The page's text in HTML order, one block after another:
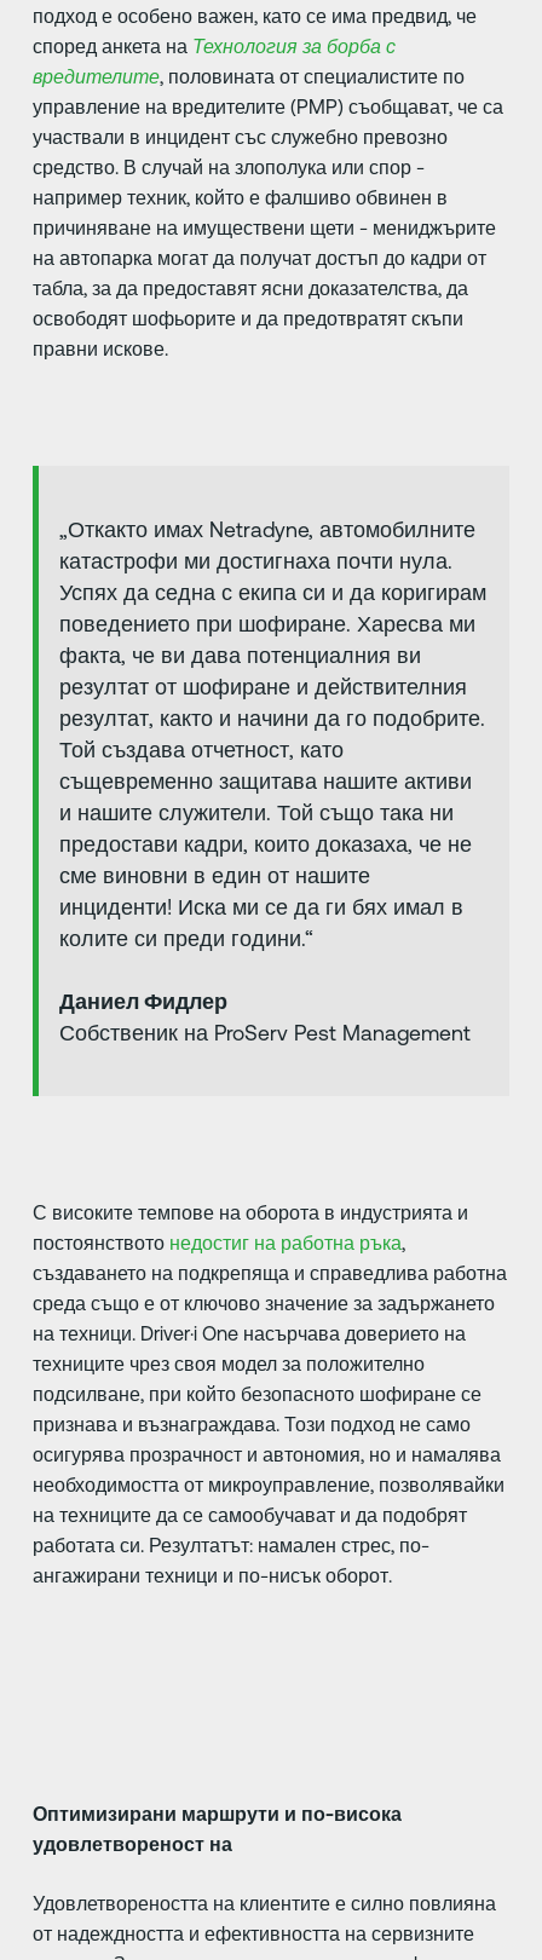
подход е особено важен, като се има предвид, че
според анкета на Технология за борба с
вредителите, половината от специалистите по
управление на вредителите (PMP) съобщават, че са
участвали в инцидент със служебно превозно
средство. В случай на злополука или спор -
например техник, който е фалшиво обвинен в
причиняване на имуществени щети - мениджърите
на автопарка могат да получат достъп до кадри от
табла, за да предоставят ясни доказателства, да
освободят шофьорите и да предотвратят скъпи
правни искове.
„Откакто имах Netradyne, автомобилните
катастрофи ми достигнаха почти нула.
Успях да седна с екипа си и да коригирам
поведението при шофиране. Харесва ми
факта, че ви дава потенциалния ви
резултат от шофиране и действителния
резултат, както и начини да го подобрите.
Той създава отчетност, като
същевременно защитава нашите активи
и нашите служители. Той също така ни
предостави кадри, които доказаха, че не
сме виновни в един от нашите
инциденти! Иска ми се да ги бях имал в
колите си преди години.“
Даниел Фидлер
Собственик на ProServ Pest Management
С високите темпове на оборота в индустрията и
постоянството недостиг на работна ръка,
създаването на подкрепяща и справедлива работна
среда също е от ключово значение за задържането
на техници. Driver·i One насърчава доверието на
техниците чрез своя модел за положително
подсилване, при който безопасното шофиране се
признава и възнаграждава. Този подход не само
осигурява прозрачност и автономия, но и намалява
необходимостта от микроуправление, позволявайки
на техниците да се самообучават и да подобрят
работата си. Резултатът: намален стрес, по-
ангажирани техници и по-нисък оборот.
Оптимизирани маршрути и по-висока
удовлетвореност на
Удовлетвореността на клиентите е силно повлияна
от надеждността и ефективността на сервизните